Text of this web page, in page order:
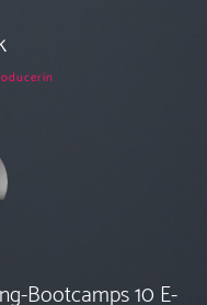
Bootcamps 10 E-